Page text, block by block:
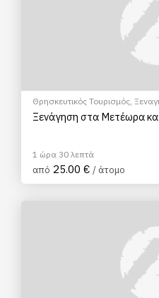
Θρησκευτικός Τουρισμός,
Πόλης
Πολιτιστικά - Πολιτισμικά
Ξενάγηση στα Μετέωρα
1 ώρα 30 λεπτά
από 25.00 € / άτομο